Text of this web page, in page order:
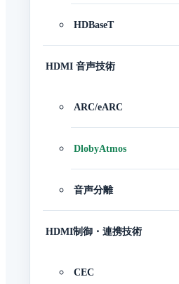
HDBaseT
HDMI 音声技術
ARC/eARC
DlobyAtmos
音声分離
HDMI制御・連携技術
CEC